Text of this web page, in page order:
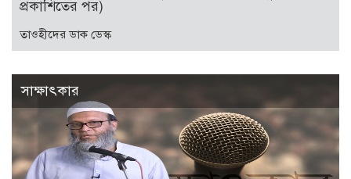
প্রকাশিতের পর)
তাওহীদের ডাক ডেস্ক
সাক্ষাৎকার